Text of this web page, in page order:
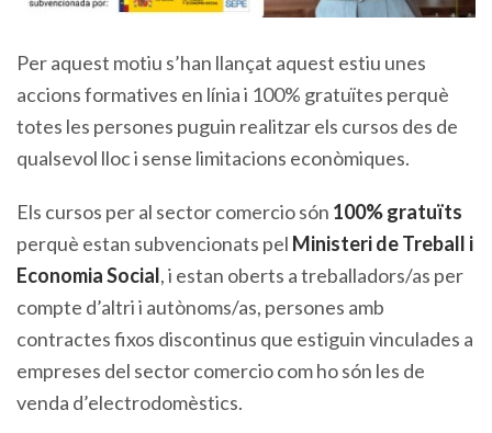
Per aquest motiu s’han llançat aquest estiu unes
accions formatives en línia i 100% gratuïtes perquè
totes les persones puguin realitzar els cursos des de
qualsevol lloc i sense limitacions econòmiques.
Els cursos per al sector comercio són 100% gratuïts
perquè estan subvencionats pel Ministeri de Treball i
Economia Social, i estan oberts a treballadors/as per
compte d’altri i autònoms/as, persones amb
contractes fixos discontinus que estiguin vinculades a
empreses del sector comercio com ho són les de
venda d’electrodomèstics.